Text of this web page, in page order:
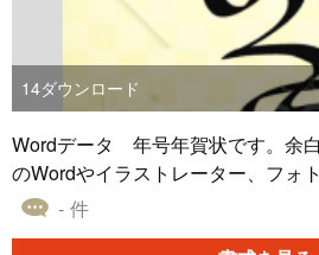
14ダウンロード
Wordデータ 年号年賀状です。余
のWordやイラストレーター、フォ
文、郵便番号、ご住所、電話番号
- 件